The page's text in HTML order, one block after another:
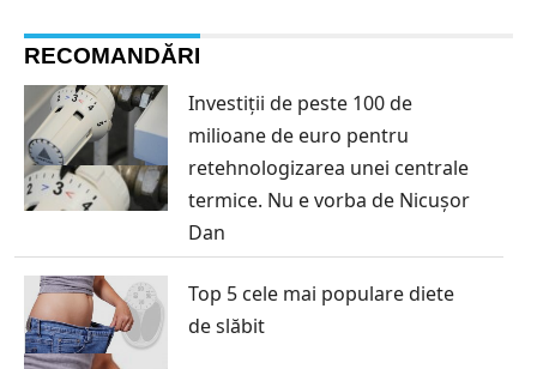
RECOMANDĂRI
Investiții de peste 100 de
milioane de euro pentru
retehnologizarea unei centrale
termice. Nu e vorba de Nicușor
Dan
Top 5 cele mai populare diete
de slăbit